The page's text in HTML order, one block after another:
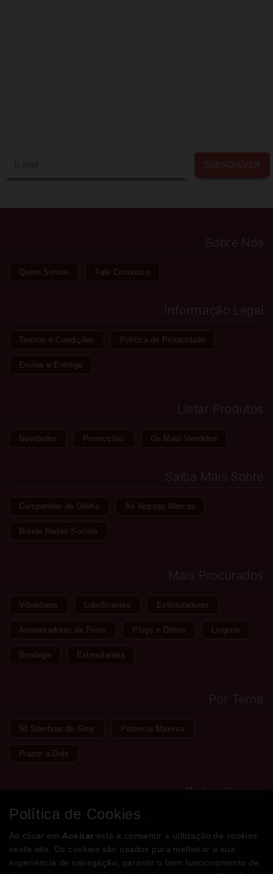
SUBSCREVER
Sobre Nós
Quem Somos Fale Connosco
Informação Legal
Termos e Condições Política de Privacidade
Envios e Entrega
Listar Produtos
Novidades Promoções Os Mais Vendidos
Saiba Mais Sobre
Campanhas de Oferta As Nossas Marcas
Brinde Redes Sociais
Mais Procurados
Vibradores Lubrificantes Estimuladores
Aumentadores de Pénis Plugs e Dildos Lingerie
Bondage Estimulantes
Por Tema
50 Sombras de Grey Potencia Maxima
Prazer a Dois
Redes Sociais
Facebook Instagram
Métodos de Pagamento
Política de Cookies
Ao clicar em Aceitar está a consentir a utilização de cookies
neste site. Os cookies são usados para melhorar a sua
experiência de navegação, garantir o bom funcionamento de